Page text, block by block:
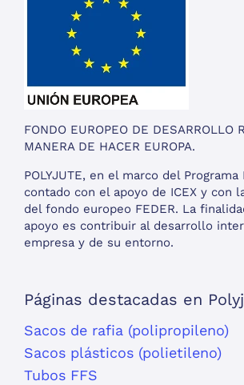
FONDO EUROPEO DE DESARROLLO
MANERA DE HACER EUROPA.
POLYJUTE, en el marco del Programa
contado con el apoyo de ICEX y con
del fondo europeo FEDER. La
apoyo es contribuir al desarrollo
empresa y de su entorno.
Páginas destacadas en
Sacos de rafia (polipropileno)
Sacos plásticos (polietileno)
Tubos FFS